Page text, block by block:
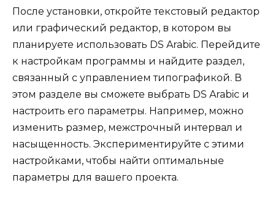
После установки, откройте текстовый редактор
или графический редактор, в котором вы
планируете использовать DS Arabic. Перейдите
к настройкам программы и найдите раздел,
связанный с управлением типографикой. В
этом разделе вы сможете выбрать DS Arabic и
настроить его параметры. Например, можно
изменить размер, межстрочный интервал и
насыщенность. Экспериментируйте с этими
настройками, чтобы найти оптимальные
параметры для вашего проекта.